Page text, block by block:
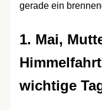
gerade ein
1. Mai,
wichtige